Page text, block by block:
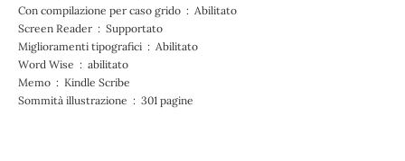
Con compilazione per caso grido ‏ : ‎ Abilitato
Screen Reader ‏ : ‎ Supportato
Miglioramenti tipografici ‏ : ‎ Abilitato
Word Wise ‏ : ‎ abilitato
Memo ‏ : ‎ Kindle Scribe
Sommità illustrazione ‏ : ‎ 301 pagine